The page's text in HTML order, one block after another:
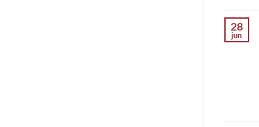
28
jun